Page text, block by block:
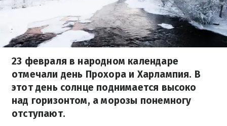
23 февраля в народном календаре
отмечали день Прохора и Харлампия. В
этот день солнце поднимается высоко
над горизонтом, а морозы понемногу
отступают.